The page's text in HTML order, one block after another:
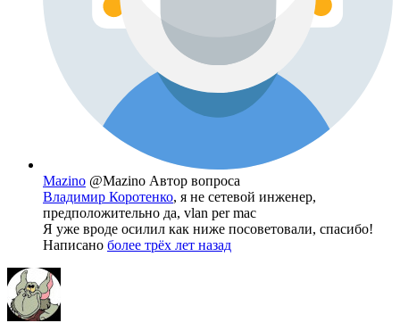
Mazino @Mazino Автор вопроса
Владимир Коротенко, я не сетевой инженер,
предположительно да, vlan per mac
Я уже вроде осилил как ниже посоветовали, спасибо!
Написано более трёх лет назад